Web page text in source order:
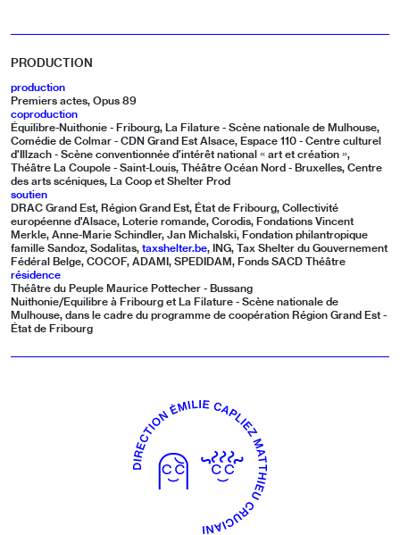
PRODUCTION
production
Premiers actes, Opus 89
coproduction
Équilibre-Nuithonie - Fribourg, La Filature - Scène nationale de Mulhouse,
Comédie de Colmar - CDN Grand Est Alsace, Espace 110 - Centre culturel
d’Illzach - Scène conventionnée d’intérêt national « art et création »,
Théâtre La Coupole - Saint-Louis, Théâtre Océan Nord - Bruxelles, Centre
des arts scéniques, La Coop et Shelter Prod
soutien
DRAC Grand Est, Région Grand Est, État de Fribourg, Collectivité
européenne d'Alsace, Loterie romande, Corodis, Fondations Vincent
Merkle, Anne-Marie Schindler, Jan Michalski, Fondation philantropique
famille Sandoz, Sodalitas, taxshelter.be, ING, Tax Shelter du Gouvernement
Fédéral Belge, COCOF, ADAMI, SPEDIDAM, Fonds SACD Théâtre
résidence
Théâtre du Peuple Maurice Pottecher - Bussang
Nuithonie/Equilibre à Fribourg et La Filature - Scène nationale de
Mulhouse, dans le cadre du programme de coopération Région Grand Est -
État de Fribourg